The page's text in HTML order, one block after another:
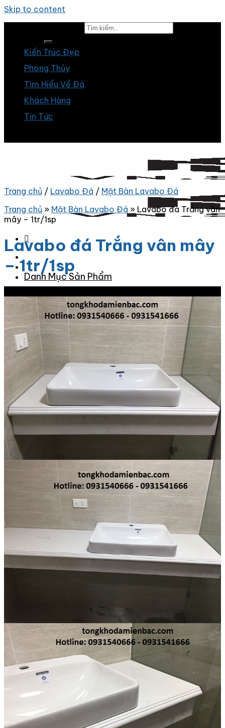
Skip to content
Kiến Trúc Đẹp
Phong Thủy
Tìm Hiểu Về Đá
Khách Hàng
Tin Tức
Danh Mục Sản Phẩm
Đá Granite
Đá Granite Màu Vàng
Đá Granite Màu Xám
Đá Granite Màu Đen
Đá Granite Màu Xanh
Đá Granite Màu Nâu
Đá Granite Màu Đỏ
Đá Travertine
Đá Marble Màu Kem
Đá Marble Màu Nâu
Đá Marble Màu Đen
Đá Marble Màu Đỏ
Đá Marble Màu Vàng
Đá Marble Màu Trắng
Đá Marble Màu Xanh
Đá Ốp Bàn Bếp Nhân Tạo​
Đá Ốp Mộ
Đá Ốp Cột
Đá Ốp Thang Máy
Đá Ốp Bếp
Đá Ốp Bếp Tự Nhiên
Tranh đá
Trang chủ / Lavabo Đá / Mặt Bàn Lavabo Đá
Trang chủ » Mặt Bàn Lavabo Đá » Lavabo đá Trắng vân
mây – 1tr/1sp
Lavabo đá Trắng vân mây
– 1tr/1sp